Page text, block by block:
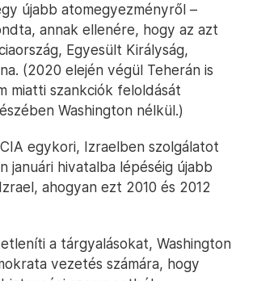
újabb atomegyezményről –
annak ellenére, hogy az azt
Egyesült Királyság,
(2020 elején végül Teherán is
miatti szankciók feloldását
Washington nélkül.)
egykori, Izraelben szolgálatot
januári hivatalba lépéséig újabb
ahogyan ezt 2010 és 2012
a tárgyalásokat, Washington
vezetés számára, hogy